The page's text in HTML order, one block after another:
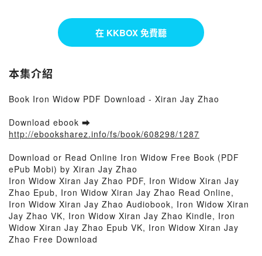
在 KKBOX 免費聽
本集介紹
Book Iron Widow PDF Download - Xiran Jay Zhao
Download ebook ➡
http://ebooksharez.info/fs/book/608298/1287
Download or Read Online Iron Widow Free Book (PDF
ePub Mobi) by Xiran Jay Zhao
Iron Widow Xiran Jay Zhao PDF, Iron Widow Xiran Jay
Zhao Epub, Iron Widow Xiran Jay Zhao Read Online,
Iron Widow Xiran Jay Zhao Audiobook, Iron Widow Xiran
Jay Zhao VK, Iron Widow Xiran Jay Zhao Kindle, Iron
Widow Xiran Jay Zhao Epub VK, Iron Widow Xiran Jay
Zhao Free Download